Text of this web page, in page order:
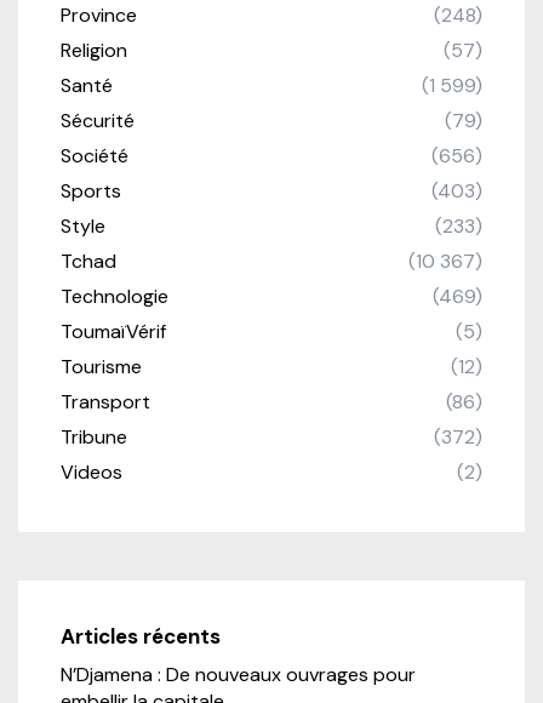
Province
(248)
Religion
(57)
Santé
(1 599)
Sécurité
(79)
Société
(656)
Sports
(403)
Style
(233)
Tchad
(10 367)
Technologie
(469)
ToumaïVérif
(5)
Tourisme
(12)
Transport
(86)
Tribune
(372)
Videos
(2)
Articles récents
N’Djamena : De nouveaux ouvrages pour